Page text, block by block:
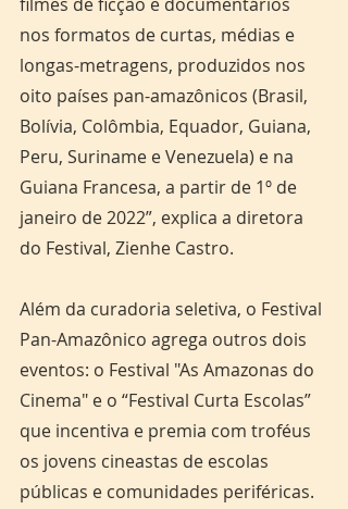
nos formatos de curtas, médias e
longas-metragens, produzidos nos
oito países pan-amazônicos (Brasil,
Bolívia, Colômbia, Equador, Guiana,
Peru, Suriname e Venezuela) e na
Guiana Francesa, a partir de 1º de
janeiro de 2022”, explica a diretora
do Festival, Zienhe Castro.
Além da curadoria seletiva, o Festival
Pan-Amazônico agrega outros dois
eventos: o Festival "As Amazonas do
Cinema" e o “Festival Curta Escolas”
que incentiva e premia com troféus
os jovens cineastas de escolas
públicas e comunidades periféricas.